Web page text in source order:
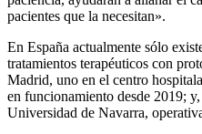
pacientes que la necesitan».
En España actualmente sólo
tratamientos terapéuticos con
Madrid, uno en el centro
en funcionamiento desde 2019;
Universidad de Navarra,